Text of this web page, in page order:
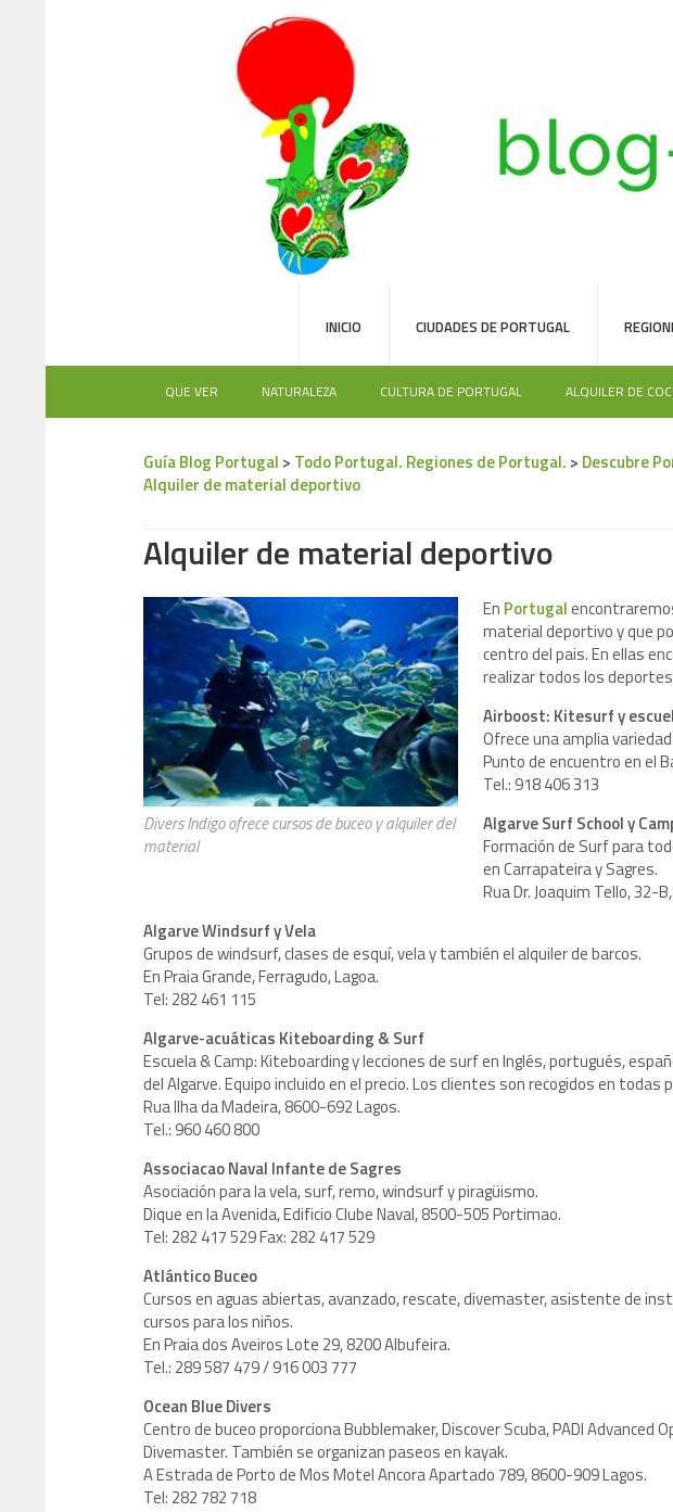
INICIO CIUDADES DE PORTUGAL
QUE VER NATURALEZA CULTURA DE PORTUGAL ALQUILER DE
Guía Blog Portugal > Todo Portugal. Regiones de Portugal. > Descubre
Alquiler de material deportivo
Alquiler de material deportivo
Divers Indigo ofrece cursos de buceo y alquiler del
material
En Portugal
material deportivo y que
centro del pais. En ellas
realizar todos los
Airboost: Kitesurf y
Ofrece una amplia
Punto de encuentro en el
Tel.: 918 406 313
Algarve Surf School y
Formación de Surf para
en Carrapateira y Sagres.
Rua Dr. Joaquim Tello, 32-
Algarve Windsurf y Vela
Grupos de windsurf, clases de esquí, vela y también el alquiler de barcos.
En Praia Grande, Ferragudo, Lagoa.
Tel: 282 461 115
Algarve-acuáticas Kiteboarding & Surf
Escuela & Camp: Kiteboarding y lecciones de surf en Inglés, portugués,
del Algarve. Equipo incluido en el precio. Los clientes son recogidos en
Rua Ilha da Madeira, 8600-692 Lagos.
Tel.: 960 460 800
Associacao Naval Infante de Sagres
Asociación para la vela, surf, remo, windsurf y piragüismo.
Dique en la Avenida, Edificio Clube Naval, 8500-505 Portimao.
Tel: 282 417 529 Fax: 282 417 529
Atlántico Buceo
Cursos en aguas abiertas, avanzado, rescate, divemaster, asistente de
cursos para los niños.
En Praia dos Aveiros Lote 29, 8200 Albufeira.
Tel.: 289 587 479 / 916 003 777
Ocean Blue Divers
Centro de buceo proporciona Bubblemaker, Discover Scuba, PADI Advanced
Divemaster. También se organizan paseos en kayak.
A Estrada de Porto de Mos Motel Ancora Apartado 789, 8600-909 Lagos.
Tel: 282 782 718